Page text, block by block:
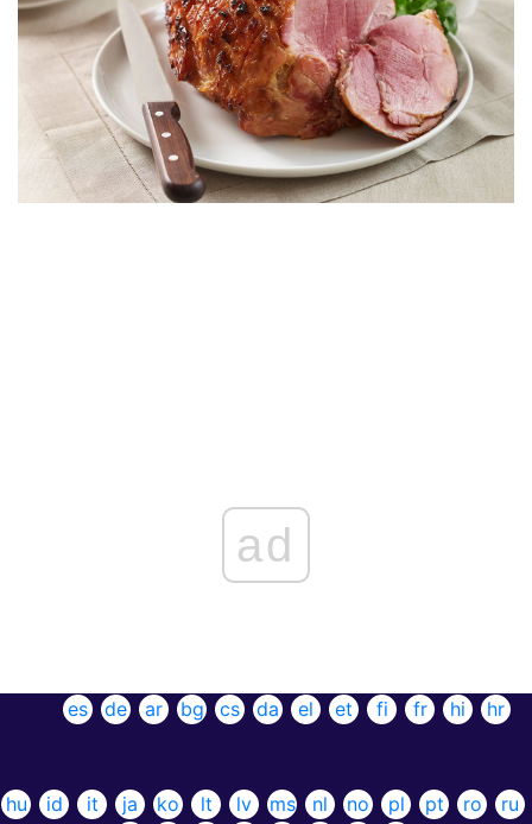
ad
es de ar bg cs da el et fi fr hi hr
hu id it ja ko lt lv ms nl no pl pt ro
ru